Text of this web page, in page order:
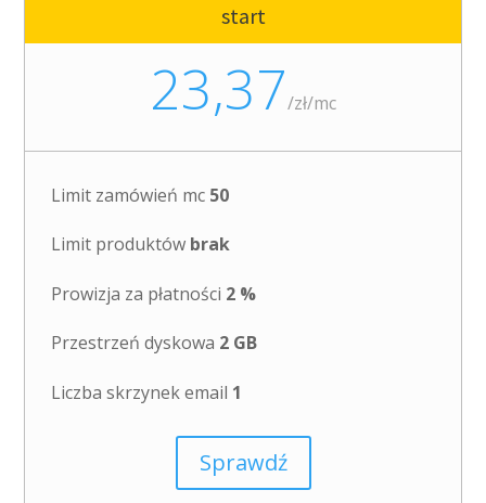
start
23,37/zł/mc
Limit zamówień mc 50
Limit produktów brak
Prowizja za płatności 2 %
Przestrzeń dyskowa 2 GB
Liczba skrzynek email 1
Sprawdź